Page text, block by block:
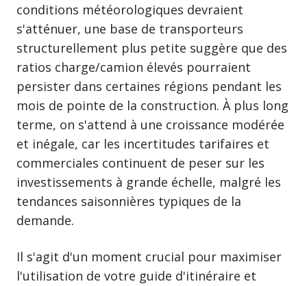
conditions météorologiques devraient
s'atténuer, une base de transporteurs
structurellement plus petite suggère que des
ratios charge/camion élevés pourraient
persister dans certaines régions pendant les
mois de pointe de la construction. À plus long
terme, on s'attend à une croissance modérée
et inégale, car les incertitudes tarifaires et
commerciales continuent de peser sur les
investissements à grande échelle, malgré les
tendances saisonnières typiques de la
demande.
Il s'agit d'un moment crucial pour maximiser
l'utilisation de votre guide d'itinéraire et